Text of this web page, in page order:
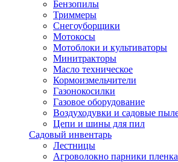
Бензопилы
Триммеры
Снегоуборщики
Мотокосы
Мотоблоки и культиваторы
Минитракторы
Масло техническое
Кормоизмельчители
Газонокосилки
Газовое оборудование
Воздуходувки и садовые
Цепи и шины для пил
Садовый инвентарь
Лестницы
Агроволокно парники пленка